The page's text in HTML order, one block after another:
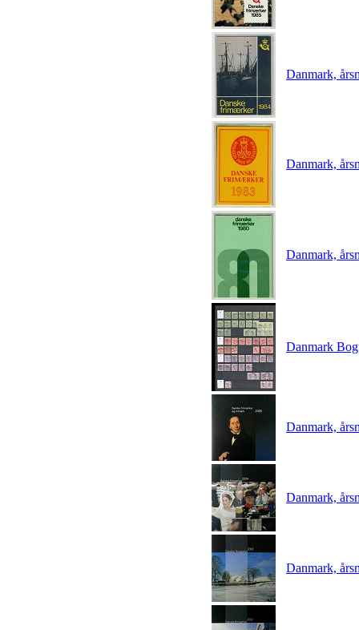
Danmark,
Danmark,
Danmark,
Danmark
Danmark,
Danmark,
Danmark,